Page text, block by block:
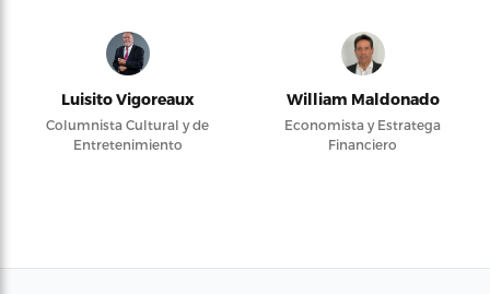
Luisito Vigoreaux
Columnista Cultural y de
Entretenimiento
William Maldonado
Economista y Estratega
Financiero